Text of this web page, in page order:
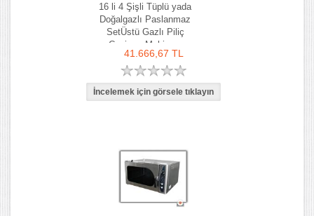
16 li 4 Şişli Tüplü yada
Doğalgazlı Paslanmaz
SetÜstü Gazlı Piliç
Çevirme Makinası
41.666,67 TL